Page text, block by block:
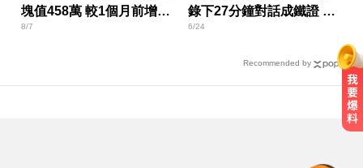
塊值458萬 較1個月前增近
28萬
8/7
錄下27分鐘對話成鐵證 屏
東男慘了
6/24
Recommended by